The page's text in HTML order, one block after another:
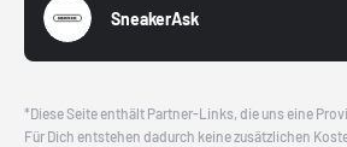
SneakerAsk
*Diese Seite enthält Partner-Links, die uns eine
Für Dich entstehen dadurch keine zusätzlichen